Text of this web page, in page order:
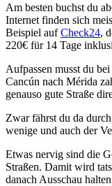
Am besten buchst du
Internet finden sich
Beispiel aufCheck24,
220€ für 14 Tage
Aufpassen musst du
Cancún nach Mérida
genauso gute Straße
Zwar fährst du da
wenige und auch der
Etwas nervig sind die
Straßen. Damit wird
danach Ausschau